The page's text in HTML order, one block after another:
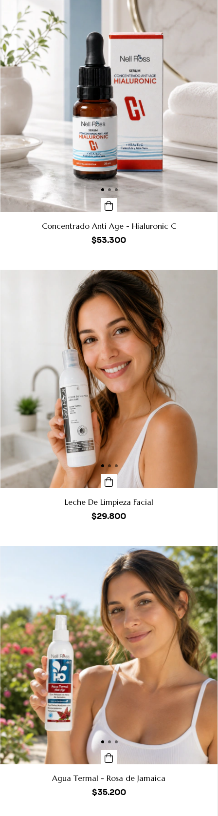
Concentrado Anti Age - Hialuronic C
$53.300
Leche De Limpieza Facial
$29.800
Agua Termal - Rosa de Jamaica
$35.200